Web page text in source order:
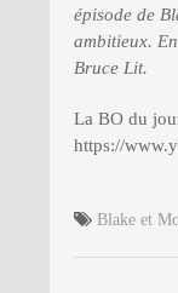
épisode de
ambitieux.
Bruce Lit.
La BO du
https://
Blake et